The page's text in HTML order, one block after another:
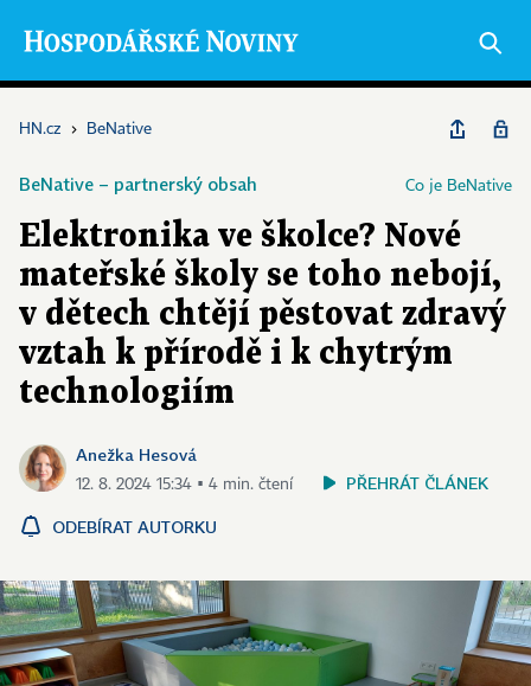
HN.cz › BeNative
BeNative – partnerský obsah Co je BeNative
Elektronika ve školce? Nové
mateřské školy se toho nebojí,
v dětech chtějí pěstovat zdravý
vztah k přírodě i k chytrým
technologiím
Anežka Hesová
12. 8. 2024 15:34 ▪ 4 min. čtení PŘEHRÁT ČLÁNEK
ODEBÍRAT AUTORKU